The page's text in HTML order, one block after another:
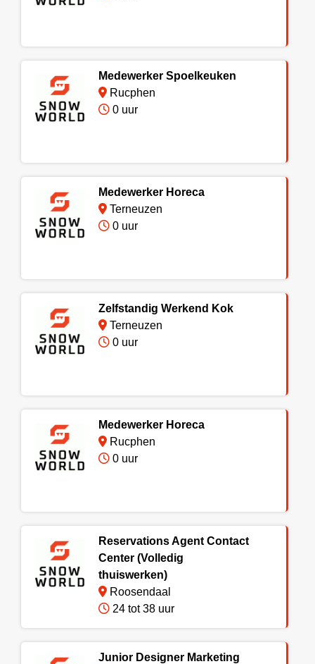
Medewerker Spoelkeuken
Rucphen
0 uur
Medewerker Horeca
Terneuzen
0 uur
Zelfstandig Werkend Kok
Terneuzen
0 uur
Medewerker Horeca
Rucphen
0 uur
Reservations Agent Contact
Center (Volledig
thuiswerken)
Roosendaal
24 tot 38 uur
Junior Designer Marketing